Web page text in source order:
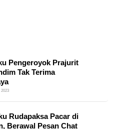
Pengeroyok Prajurit
Tak Terima
Rudapaksa Pacar di
Berawal Pesan Chat